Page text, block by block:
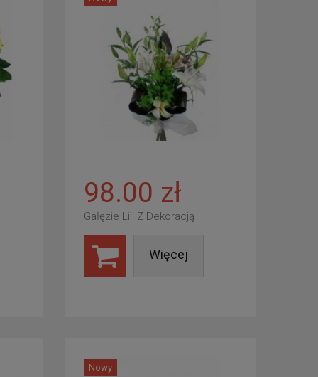
98.00 zł
Gałęzie Lili Z Dekoracją
Więcej
Nowy